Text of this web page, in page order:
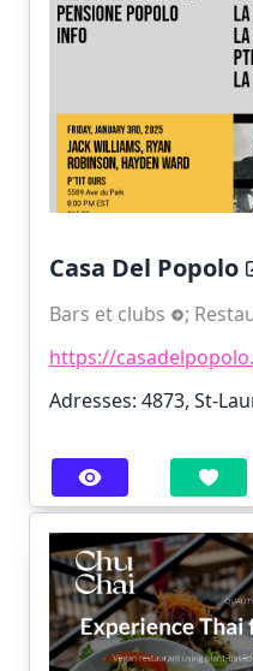
Casa Del Popolo
Bars et clubs ;
https://
Adresses: 4873, St-